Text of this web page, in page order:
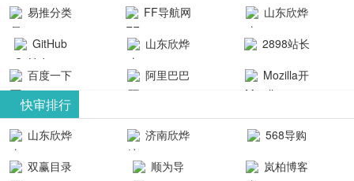
线观看，满
足各类影迷
需求，提供
无广告、高
清流畅的观
影体验。
看的电视
剧、最新的
电影在线观
看，神马影
最新好看的
剧片、爱情
的在线观
看，快来碟
调电影网在
线观看最新
热门影视作
软件免费下
载、资源免
费共享、技
术教程学习
台！整合破
合破解游
引擎
频
易推分类
目录网
FF导航网
山东欣烨
化工有限公
GitHub
山东欣烨
生物科技有
2898站长
资源平台
百度一下
阿里巴巴
Mozilla开
快审排行
山东欣烨
生物科技有
济南欣烨
科技有限公
568导购
网
双赢目录
顺为导
岚柏博客